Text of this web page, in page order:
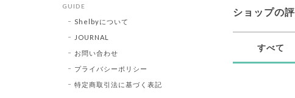
ショップの
すべて
GUIDE
Shelbyについて
JOURNAL
お問い合わせ
プライバシーポリシー
特定商取引法に基づく表記